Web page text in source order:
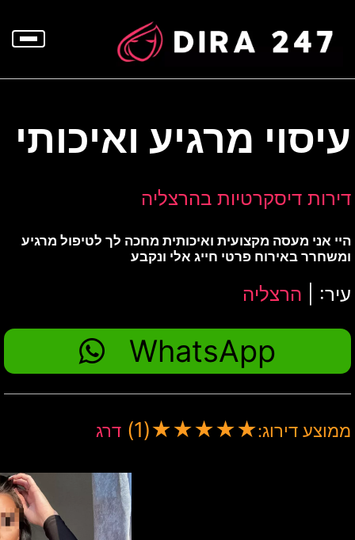
עיסוי מרגיע ואיכותי
דירות דיסקרטיות בהרצליה
היי אני מעסה מקצועית ואיכותית מחכה לך לטיפול מרגיע
ומשחרר באירוח פרטי חייג אלי ונקבע
עיר: | הרצליה
WhatsApp
ממוצע דירוג:★
★
★
★
★
(1) דרג